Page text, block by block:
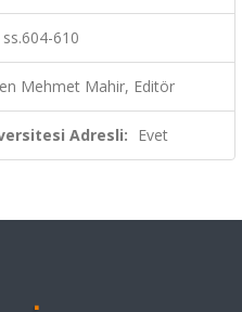
ss.604-610
Mehmet Mahir, Editör
Adresli: Evet